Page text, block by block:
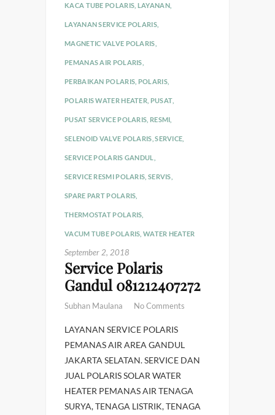
KACA TUBE POLARIS LAYANAN,
LAYANAN SERVICE POLARIS,
MAGNETIC VALVE POLARIS
PEMANAS AIR POLARIS
PERBAIKAN POLARIS POLARIS,
POLARIS WATER HEATER PUSAT
PUSAT SERVICE POLARIS RESMI
SELENOID VALVE POLARIS ,SERVICE
SERVICE POLARIS GANDUL
SERVICE RESMI POLARIS SERVIS
SPARE PART POLARIS
THERMOSTAT POLARIS
VACUM TUBE POLARIS ,WATER HEATER
September 2, 2018
Service Polaris
Gandul 081212407272
Subhan Maulana No Comments
LAYANAN SERVICE POLARIS
PEMANAS AIR AREA GANDUL
JAKARTA SELATAN. SERVICE DAN
JUAL POLARIS SOLAR WATER
HEATER PEMANAS AIR TENAGA
SURYA, TENAGA LISTRIK, TENAGA